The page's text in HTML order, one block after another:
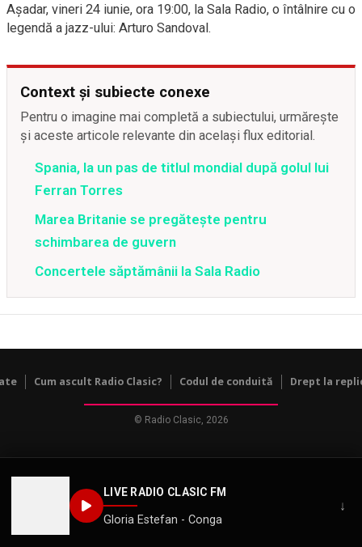
LIVE RADIO CLASIC FM
Gloria Estefan - Conga
↓
Aşadar, vineri 24 iunie, ora 19:00, la Sala Radio, o întâlnire cu o
legendă a jazz-ului: Arturo Sandoval.
Context și subiecte conexe
Pentru o imagine mai completă a subiectului, urmărește
și aceste articole relevante din același flux editorial.
Spania, la un pas de titlul mondial după golul lui
Ferran Torres
Marea Britanie se pregătește pentru
schimbarea de guvern
Concertele săptămânii la Sala Radio
Cum ascult Radio Clasic? Codul de conduită Drept la
© Radio Clasic, 2026